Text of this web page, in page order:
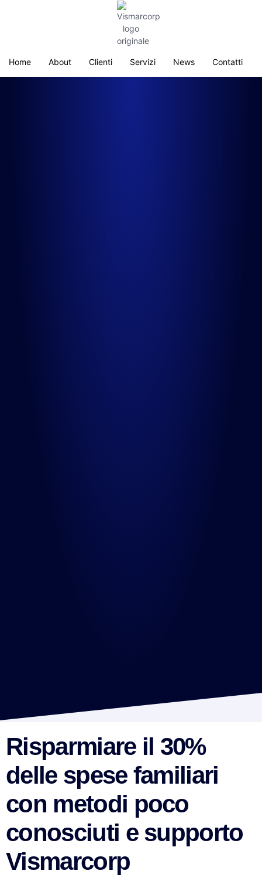
Home About Clienti Servizi News Contatti
Risparmiare il 30%
delle spese familiari
con metodi poco
conosciuti e supporto
Vismarcorp